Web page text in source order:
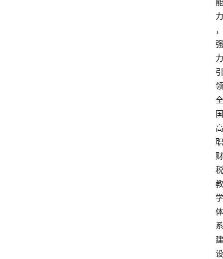
能
力
，
强
力
引
领
全
国
高
职
财
税
教
学
体
系
建
设